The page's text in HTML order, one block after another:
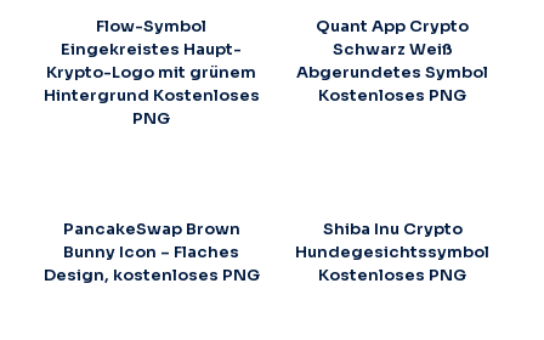
Flow-Symbol
Eingekreistes Haupt-
Krypto-Logo mit grünem
Hintergrund Kostenloses
PNG
Quant App Crypto
Schwarz Weiß
Abgerundetes Symbol
Kostenloses PNG
PancakeSwap Brown
Bunny Icon – Flaches
Design, kostenloses PNG
Shiba Inu Crypto
Hundegesichtssymbol
Kostenloses PNG